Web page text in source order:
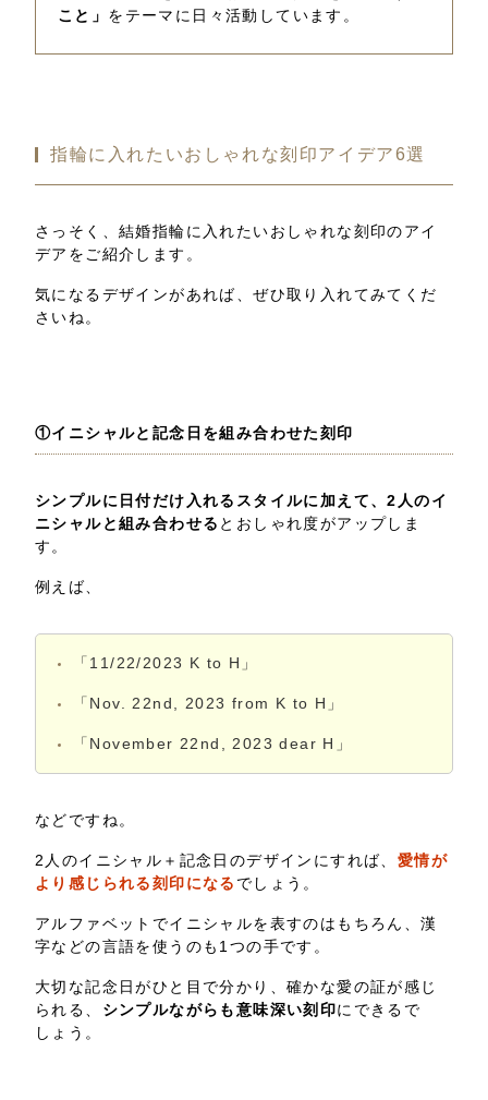
こと」 をテーマに日々活動しています。
指輪に入れたいおしゃれな刻印アイデア6選
さっそく、結婚指輪に入れたいおしゃれな刻印のアイ
デアをご紹介します。
気になるデザインがあれば、ぜひ取り入れてみてくだ
さいね。
①イニシャルと記念日を組み合わせた刻印
シンプルに日付だけ入れるスタイルに加えて、2人のイ
ニシャルと組み合わせる とおしゃれ度がアップしま
す。
例えば、
「11/22/2023 K to H」
「Nov. 22nd, 2023 from K to H」
「November 22nd, 2023 dear H」
などですね。
2人のイニシャル＋記念日のデザインにすれば、 愛情が
より感じられる刻印になる でしょう。
アルファベットでイニシャルを表すのはもちろん、漢
字などの言語を使うのも1つの手です。
大切な記念日がひと目で分かり、確かな愛の証が感じ
られる、 シンプルながらも意味深い刻印にできるで
しょう。